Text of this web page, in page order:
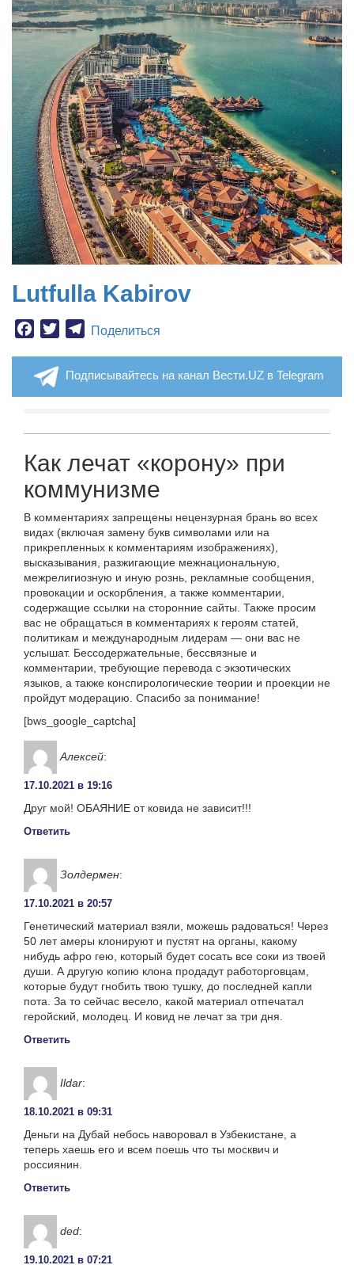
Lutfulla Kabirov
Facebook
TwitterTelegram
Поделиться
Подписывайтесь на канал Вести.UZ в Telegram
Как лечат «корону» при
коммунизме
В комментариях запрещены нецензурная брань во всех
видах (включая замену букв символами или на
прикрепленных к комментариям изображениях),
высказывания, разжигающие межнациональную,
межрелигиозную и иную рознь, рекламные сообщения,
провокации и оскорбления, а также комментарии,
содержащие ссылки на сторонние сайты. Также просим
вас не обращаться в комментариях к героям статей,
политикам и международным лидерам — они вас не
услышат. Бессодержательные, бессвязные и
комментарии, требующие перевода с экзотических
языков, а также конспирологические теории и проекции не
пройдут модерацию. Спасибо за понимание!
[bws_google_captcha]
Алексей:
17.10.2021 в 19:16
Друг мой! ОБАЯНИЕ от ковида не зависит!!!
Ответить
Золдермен:
17.10.2021 в 20:57
Генетический материал взяли, можешь радоваться! Через
50 лет амеры клонируют и пустят на органы, какому
нибудь афро гею, который будет сосать все соки из твоей
души. А другую копию клона продадут работорговцам,
которые будут гнобить твою тушку, до последней капли
пота. За то сейчас весело, какой материал отпечатал
геройский, молодец. И ковид не лечат за три дня.
Ответить
Ildar:
18.10.2021 в 09:31
Деньги на Дубай небось наворовал в Узбекистане, а
теперь хаешь его и всем поешь что ты москвич и
россиянин.
Ответить
ded:
19.10.2021 в 07:21